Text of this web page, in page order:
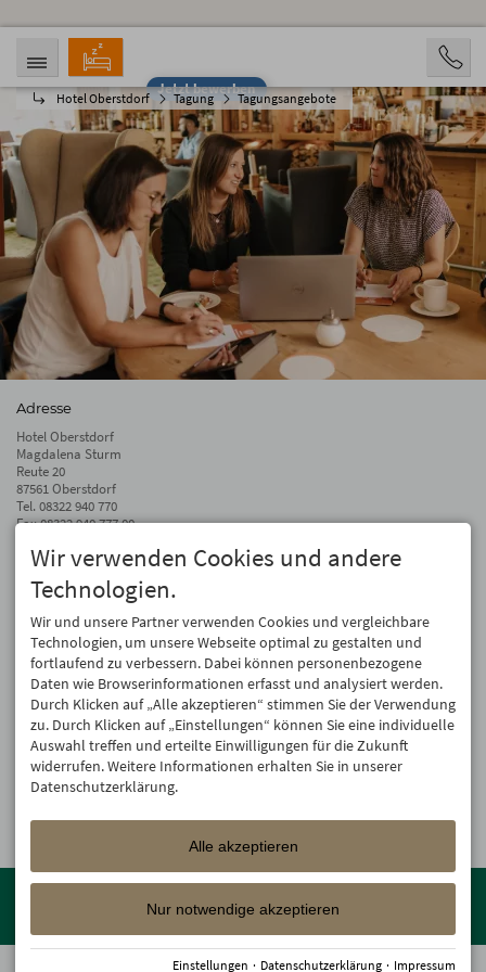
Jetzt bewerben
Hotel Oberstdorf Tagung Tagungsangebote
ANREISE
08.08.2026
ABREISE
13.08.2026
2 Personen
BUCHEN
Adresse
Hotel Oberstdorf
Magdalena Sturm
Reute 20
87561 Oberstdorf
Tel. 08322 940 770
Fax 08322 940 777 00
info@hotel-oberstdorf.de
Auf dem Laufenden bleiben
Wir geben Ihre E-Mail-Adresse nicht weiter. Wir mögen auch keinen Spam.
Versprochen! Eine Abmeldung ist jederzeit möglich.
Anmelden
Mitglied der Oberstdorf Resort Familien mit den schönsten
Urlaubsunterkünften von der Berghütte bis zum 4-Sterne Superior
Wir verwenden Cookies und andere
Technologien.
Wir und unsere Partner verwenden Cookies und vergleichbare
Technologien, um unsere Webseite optimal zu gestalten und
fortlaufend zu verbessern. Dabei können personenbezogene
Daten wie Browserinformationen erfasst und analysiert werden.
Durch Klicken auf „Alle akzeptieren“ stimmen Sie der Verwendung
zu. Durch Klicken auf „Einstellungen“ können Sie eine individuelle
Auswahl treffen und erteilte Einwilligungen für die Zukunft
widerrufen. Weitere Informationen erhalten Sie in unserer
Datenschutzerklärung.
Alle akzeptieren
Nur notwendige akzeptieren
Einstellungen · Datenschutzerklärung · Impressum